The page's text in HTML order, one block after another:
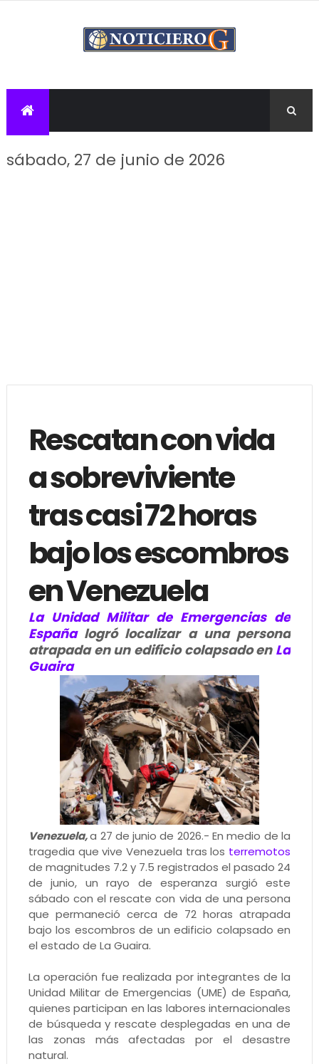
sábado, 27 de junio de 2026
Rescatan con vida
a sobreviviente
tras casi 72 horas
bajo los escombros
en Venezuela
La Unidad Militar de Emergencias de
Españalogró localizar a una persona
atrapada en un edificio colapsado en La
Guaira
Venezuela,a 27 de junio de 2026.- En medio de la
tragedia que vive Venezuela tras los terremotos
de magnitudes 7.2 y 7.5 registrados el pasado 24
de junio, un rayo de esperanza surgió este
sábado con el rescate con vida de una persona
que permaneció cerca de 72 horas atrapada
bajo los escombros de un edificio colapsado en
el estado de La Guaira.
La operación fue realizada por integrantes de la
Unidad Militar de Emergencias (UME) de España,
quienes participan en las labores internacionales
de búsqueda y rescate desplegadas en una de
las zonas más afectadas por el desastre
natural.